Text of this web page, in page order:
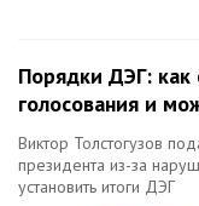
Порядки ДЭГ: как
голосования и
Виктор Толстогузов
президента из-за
установить итоги ДЭГ